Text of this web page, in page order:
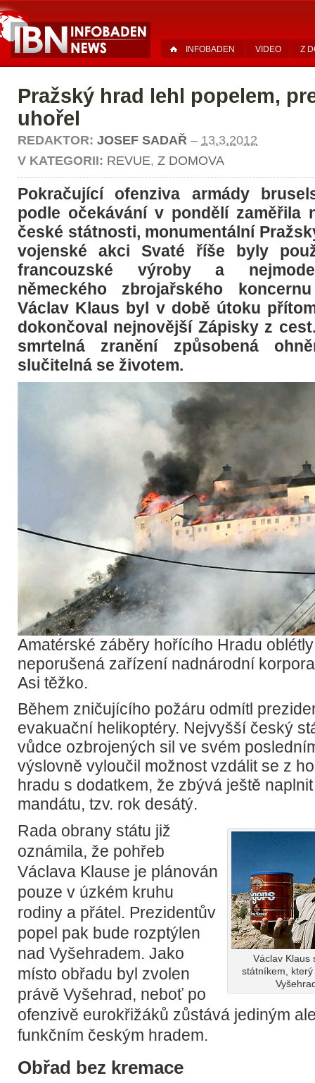
INFOBADEN VIDEO Z
Pražský hrad lehl popelem,
uhořel
REDAKTOR: JOSEF SADAŘ – 13.3.2012
V KATEGORII: REVUE, Z DOMOVA
Pokračující ofenziva armády
podle očekávání v pondělí zaměřila
české státnosti, monumentální
vojenské akci Svaté říše byly
francouzské výroby a
německého zbrojařského
Václav Klaus byl v době útoku
dokončoval nejnovější Zápisky z
smrtelná zranění způsobená
slučitelná se životem.
Amatérské záběry hořícího Hradu
neporušená zařízení nadnárodní
Asi těžko.
Během zničujícího požáru odmítl
evakuační helikoptéry. Nejvyšší český
vůdce ozbrojených sil ve svém
výslovně vyloučil možnost vzdálit se z
hradu s dodatkem, že zbývá ještě
mandátu, tzv. rok desátý.
Václav Klaus
státníkem,
Rada obrany státu již
oznámila, že pohřeb
Václava Klause je plánován
pouze v úzkém kruhu
rodiny a přátel. Prezidentův
popel pak bude rozptýlen
nad Vyšehradem. Jako
místo obřadu byl zvolen
právě Vyšehrad, neboť po
ofenzivě eurokřižáků zůstává jediným
funkčním českým hradem.
Obřad bez kremace